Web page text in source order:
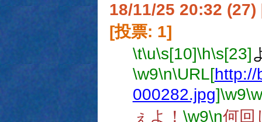
18/11/25 20:32 (27)
[投票: 1]
\t\u\s[10]\h\s[23]
\w9\n\URL[http://
000282.jpg]\w9
ぇよ！ \w9\n何回